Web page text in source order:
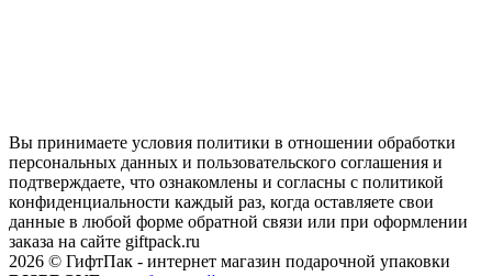
Вы принимаете условия политики в отношении обработки
персональных данных и пользовательского соглашения и
подтверждаете, что ознакомлены и согласны с политикой
конфиденциальности каждый раз, когда оставляете свои
данные в любой форме обратной связи или при оформлении
заказа на сайте giftpack.ru
2026 © ГифтПак - интернет магазин подарочной упаковки